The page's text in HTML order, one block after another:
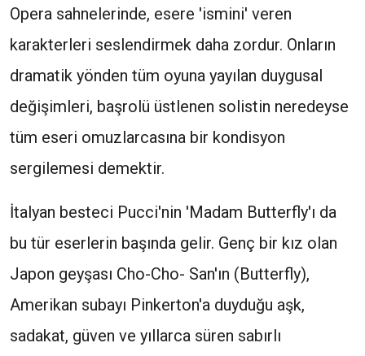
Opera sahnelerinde, esere 'ismini' veren
karakterleri seslendirmek daha zordur. Onların
dramatik yönden tüm oyuna yayılan duygusal
değişimleri, başrolü üstlenen solistin neredeyse
tüm eseri omuzlarcasına bir kondisyon
sergilemesi demektir.
İtalyan besteci Pucci'nin 'Madam Butterfly'ı da
bu tür eserlerin başında gelir. Genç bir kız olan
Japon geyşası Cho-Cho- San'ın (Butterfly),
Amerikan subayı Pinkerton'a duyduğu aşk,
sadakat, güven ve yıllarca süren sabırlı